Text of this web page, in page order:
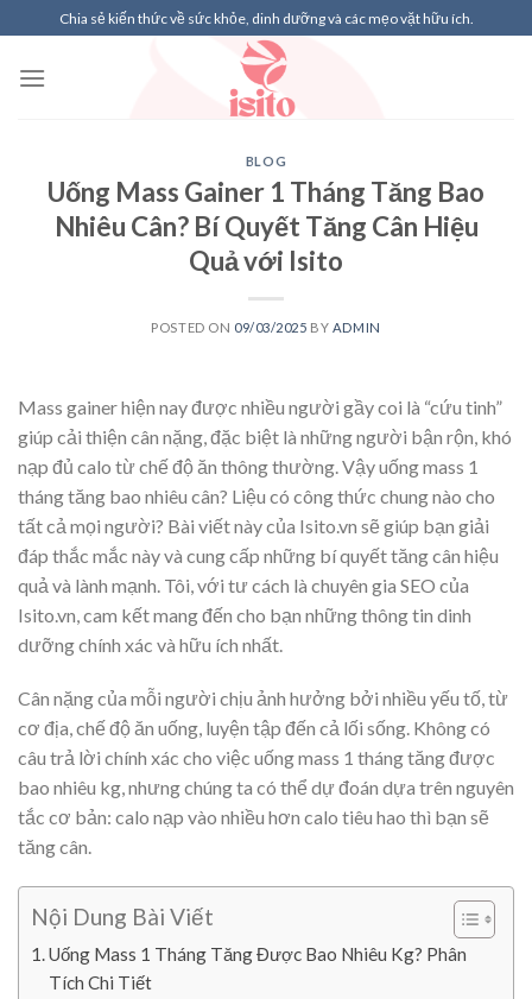
to
content
Chia sẻ kiến thức về sức khỏe, dinh dưỡng và các mẹo vặt hữu ích.
BLOG
Uống Mass Gainer 1 Tháng Tăng Bao
Nhiêu Cân? Bí Quyết Tăng Cân Hiệu
Quả với Isito
POSTED ON 09/03/2025 BY ADMIN
Mass gainer hiện nay được nhiều người gầy coi là “cứu tinh”
giúp cải thiện cân nặng, đặc biệt là những người bận rộn, khó
nạp đủ calo từ chế độ ăn thông thường. Vậy uống mass 1
tháng tăng bao nhiêu cân? Liệu có công thức chung nào cho
tất cả mọi người? Bài viết này của Isito.vn sẽ giúp bạn giải
đáp thắc mắc này và cung cấp những bí quyết tăng cân hiệu
quả và lành mạnh. Tôi, với tư cách là chuyên gia SEO của
Isito.vn, cam kết mang đến cho bạn những thông tin dinh
dưỡng chính xác và hữu ích nhất.
Cân nặng của mỗi người chịu ảnh hưởng bởi nhiều yếu tố, từ
cơ địa, chế độ ăn uống, luyện tập đến cả lối sống. Không có
câu trả lời chính xác cho việc uống mass 1 tháng tăng được
bao nhiêu kg, nhưng chúng ta có thể dự đoán dựa trên nguyên
tắc cơ bản: calo nạp vào nhiều hơn calo tiêu hao thì bạn sẽ
tăng cân.
Nội Dung Bài Viết
Uống Mass 1 Tháng Tăng Được Bao Nhiêu Kg? Phân
Tích Chi Tiết